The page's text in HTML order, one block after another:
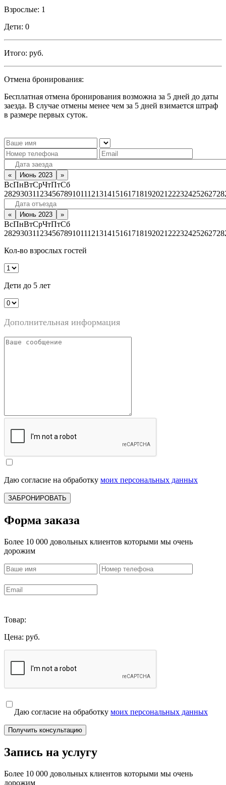
Взрослые: 1
Дети: 0
Итого: руб.
Отмена бронирования:
Бесплатная отмена бронирования возможна за 5 дней до даты
заезда. В случае отмены менее чем за 5 дней взимается штраф
в размере первых суток.
« Июнь 2023 »
ВсПнВтСрЧтПтСб
282930311 23456789101112131415161718192021 22232425262728
« Июнь 2023 »
ВсПнВтСрЧтПтСб
282930311 23456789101112131415161718192021 22232425262728
Кол-во взрослых гостей
Дети до 5 лет
Дополнительная информация
Даю согласие на обработку моих персональных данных
ЗАБРОНИРОВАТЬ
Форма заказа
Более 10 000 довольных клиентов которыми мы очень
дорожим
Товар:
Цена: руб.
Даю согласие на обработку моих персональных данных
Получить консультацию
Запись на услугу
Более 10 000 довольных клиентов которыми мы очень
дорожим